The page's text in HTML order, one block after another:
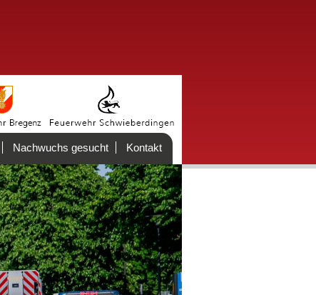
Nachwuchs gesucht Kontakt